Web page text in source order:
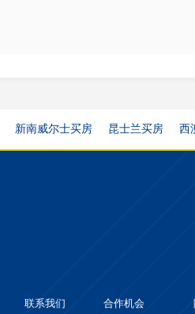
新南威尔士买房 昆士兰买房 西
联系我们 合作机会